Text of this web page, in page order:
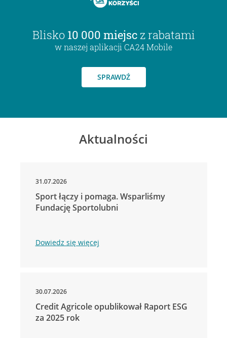
Blisko 10 000 miejsc z rabatami
w naszej aplikacji CA24 Mobile
SPRAWDŹ
Aktualności
31.07.2026
Sport łączy i pomaga. Wsparliśmy
Fundację Sportolubni
Dowiedz się więcej
30.07.2026
Credit Agricole opublikował Raport ESG
za 2025 rok